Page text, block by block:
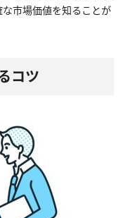
市場価値を知ることが
コツ